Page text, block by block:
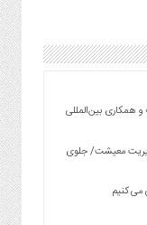
و همکاری بین‌المللی
معیشت/ جلوی
می کنیم